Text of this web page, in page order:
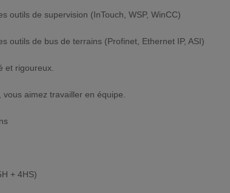
outils de supervision (InTouch, WSP, WinCC)
outils de bus de terrains (Profinet, Ethernet IP, ASI)
et rigoureux.
aimez travailler en équipe.
+ 4HS)